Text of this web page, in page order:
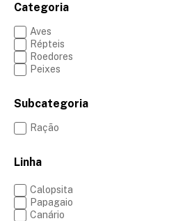
Categoria
Aves
Répteis
Roedores
Peixes
Subcategoria
Ração
Calopsita
Papagaio
Canário